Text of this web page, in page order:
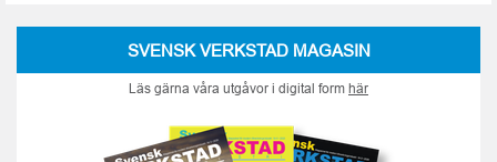
SVENSK VERKSTAD MAGASIN
Läs gärna våra utgåvor i digital form här